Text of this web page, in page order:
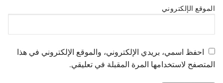
الموقع الإلكتروني
احفظ اسمي، بريدي الإلكتروني، والموقع الإلكتروني في هذا
المتصفح لاستخدامها المرة المقبلة في تعليقي.